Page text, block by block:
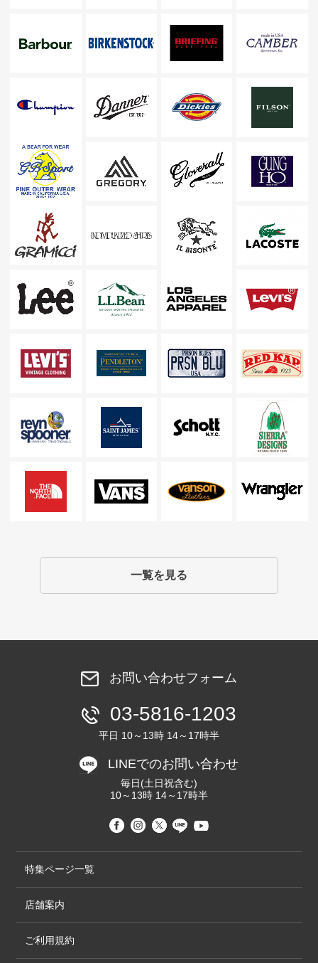
一覧を見る
お問い合わせフォーム
03-5816-1203
平日 10～13時 14～17時半
LINEでのお問い合わせ
毎日(土日祝含む)
10～13時 14～17時半
特集ページ一覧
店舗案内
ご利用規約